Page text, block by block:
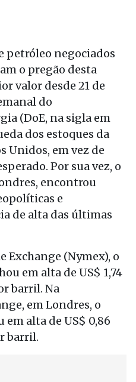
petróleo negociados
o pregão desta
valor desde 21 de
do
(DoE, na sigla em
dos estoques da
Unidos, em vez de
Por sua vez, o
encontrou
e
de alta das últimas
Exchange (Nymex), o
em alta de US$ 1,74
barril. Na
em Londres, o
alta de US$ 0,86
barril.